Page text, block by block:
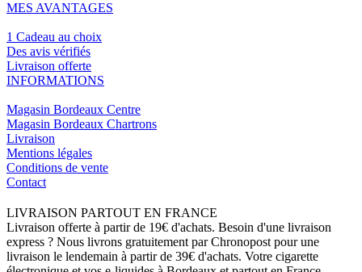
MES AVANTAGES
1 Cadeau au choix
Des avis vérifiés
Livraison offerte
INFORMATIONS
Magasin Bordeaux Centre
Magasin Bordeaux Chartrons
Livraison
Mentions légales
Conditions de vente
Contact
LIVRAISON PARTOUT EN FRANCE
Livraison offerte à partir de 19€ d'achats. Besoin d'une livraison
express ? Nous livrons gratuitement par Chronopost pour une
livraison le lendemain à partir de 39€ d'achats. Votre cigarette